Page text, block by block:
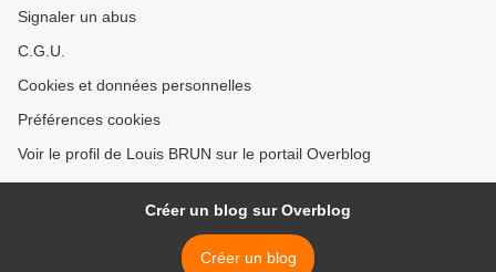
Signaler un abus
C.G.U.
Cookies et données personnelles
Préférences cookies
Voir le profil de Louis BRUN sur le portail Overblog
Créer un blog sur Overblog
Créer un blog